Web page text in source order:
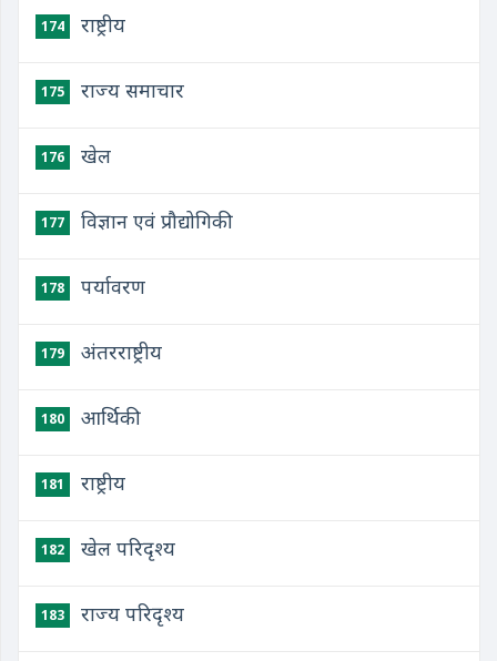
174 राष्ट्रीय
175 राज्य समाचार
176 खेल
177 विज्ञान एवं प्रौद्योगिकी
178 पर्यावरण
179 अंतरराष्ट्रीय
180 आर्थिकी
181 राष्ट्रीय
182 खेल परिदृश्य
183 राज्य परिदृश्य